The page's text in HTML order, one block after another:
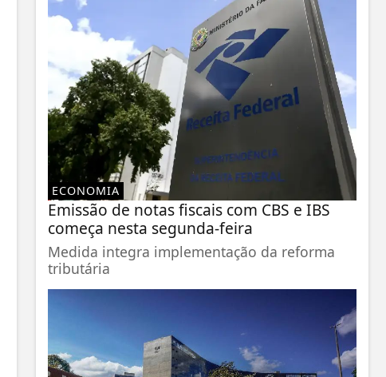
ECONOMIA
Emissão de notas fiscais com CBS e IBS
começa nesta segunda-feira
Medida integra implementação da reforma
tributária